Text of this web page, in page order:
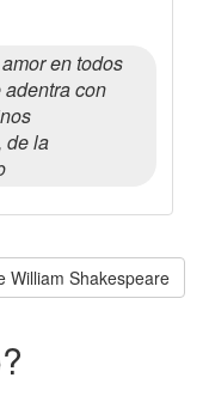
en todos
con
de la
William Shakespeare